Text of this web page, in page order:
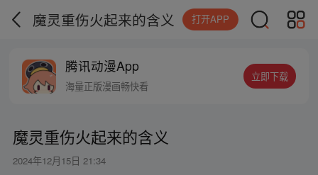
魔灵重伤火起来的含义 打开APP
腾讯动漫App
海量正版漫画畅快看
立即下载
魔灵重伤火起来的含义
2024年12月15日 21:34